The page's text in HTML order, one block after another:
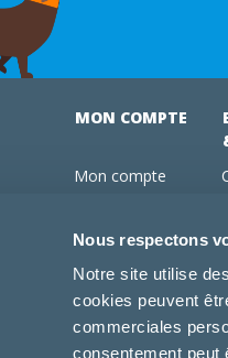
Nous respectons
Notre site utilise
cookies peuvent
commerciales
consentement peut
MON COMPTE
Mon compte
Conseils vétos
FAQ